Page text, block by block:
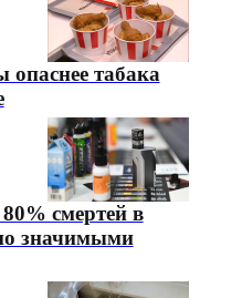
опаснее табака
смертей в
значимыми